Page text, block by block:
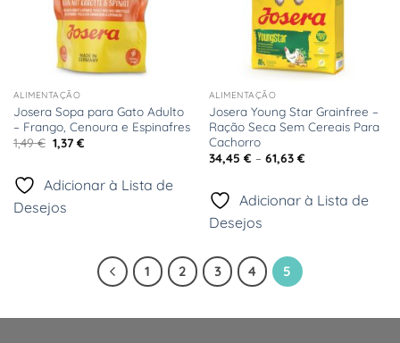
ALIMENTAÇÃO
Josera Sopa para Gato Adulto
– Frango, Cenoura e Espinafres
1,49€ O
preço
era:
1,49 €.
1,37 €O
1,37 €.
Adicionar à Lista de
Desejos
ALIMENTAÇÃO
Josera Young Star Grainfree –
Ração Seca Sem Cereais Para
Cachorro
34,45 € – 61,63 €Price
through
61,63 €
Adicionar à Lista de
Desejos
1 2 3 4 5